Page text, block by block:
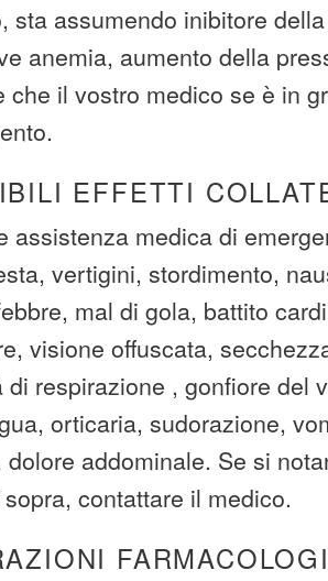
sta assumendo inibitore
anemia, aumento della
che il vostro medico se è in
EFFETTI
assistenza medica di
vertigini, stordimento,
mal di gola, battito
visione offuscata,
di respirazione , gonfiore del
orticaria, sudorazione,
dolore addominale. Se si
contattare il medico.